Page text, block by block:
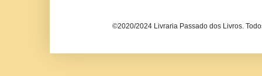
©2020/2024 Livraria Passado dos Livros.